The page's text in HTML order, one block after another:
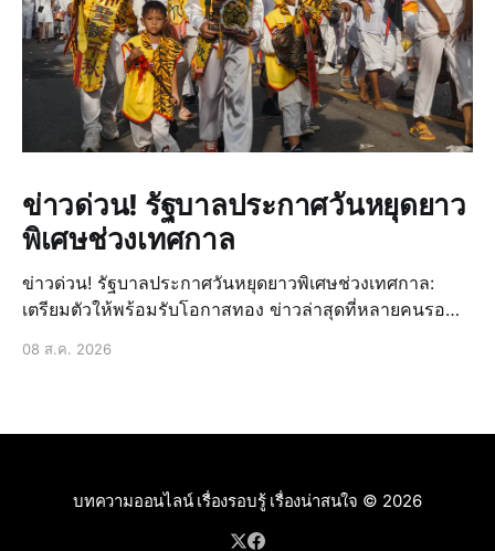
ข่าวด่วน! รัฐบาลประกาศวันหยุดยาว
พิเศษช่วงเทศกาล
ข่าวด่วน! รัฐบาลประกาศวันหยุดยาวพิเศษช่วงเทศกาล:
เตรียมตัวให้พร้อมรับโอกาสทอง ข่าวล่าสุดที่หลายคนรอ
08 ส.ค. 2026
บทความออนไลน์ เรื่องรอบรู้ เรื่องน่าสนใจ © 2026